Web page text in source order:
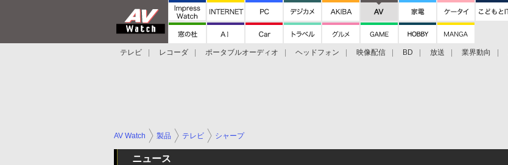
テレビ レコーダ ポータブルオーディオ ヘッドフォン 映像配信 BD 放送 業界動向
AV Watch 製品 テレビ シャープ
ニュース